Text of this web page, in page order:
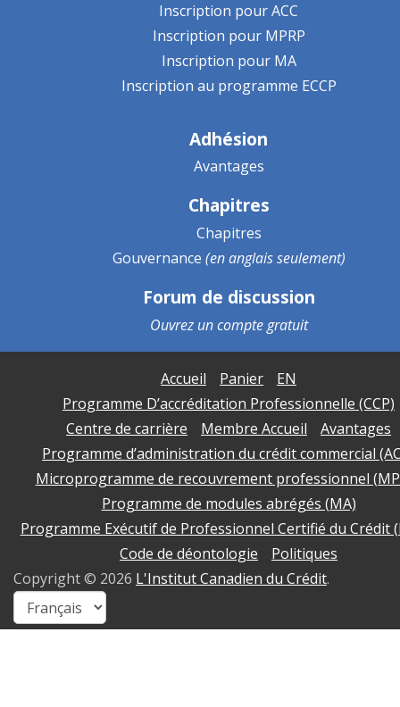
Inscription pour ACC
Inscription pour MPRP
Inscription pour MA
Inscription au programme ECCP
Adhésion
Avantages
Chapitres
Chapitres
Gouvernance (en anglais seulement)
Forum de discussion
Ouvrez uncompte gratuit
Accueil Panier
EN
Programme D’accréditation Professionnelle (CCP)
Centre de carrière
Membre Accueil
Avantages
Programme d’administration du crédit commercial
Microprogramme de recouvrement professionnel
Programme de modules abrégés (MA)
Programme Exécutif de Professionnel Certifié du Crédit
Code de déontologie
Politiques
Copyright © 2026 L'Institut Canadien du Crédit.